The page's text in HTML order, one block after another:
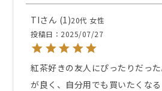
TI 1 20代 女性
投稿日
2025/07/27
紅茶好きの友人にぴったりだっ
が良く、自分用でも買いたくなる